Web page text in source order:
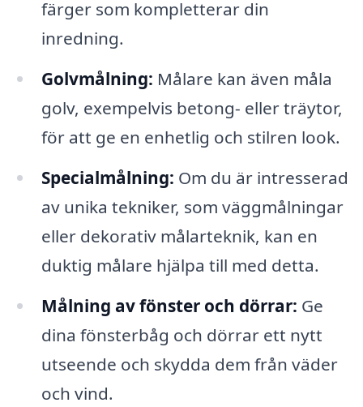
färger som kompletterar din
inredning.
Golvmålning: Målare kan även måla
golv, exempelvis betong- eller träytor,
för att ge en enhetlig och stilren look.
Specialmålning: Om du är intresserad
av unika tekniker, som väggmålningar
eller dekorativ målarteknik, kan en
duktig målare hjälpa till med detta.
Målning av fönster och dörrar: Ge
dina fönsterbåg och dörrar ett nytt
utseende och skydda dem från väder
och vind.